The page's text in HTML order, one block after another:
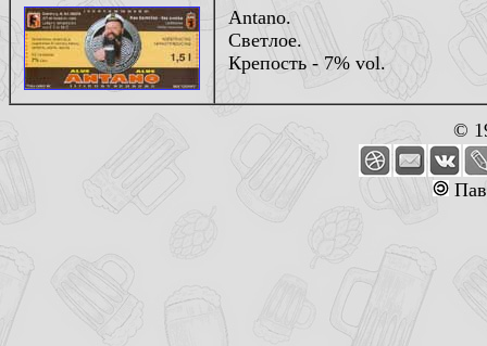
Antano.
Светлое.
Крепость - 7% vol.
©